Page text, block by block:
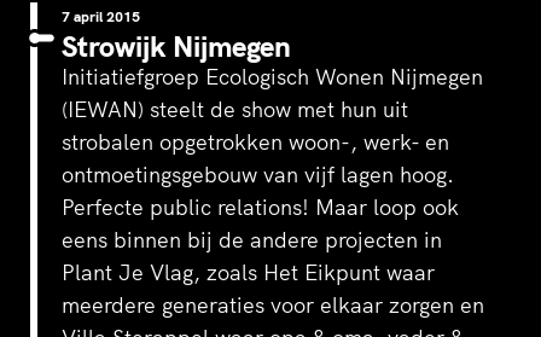
7 april 2015
Strowijk Nijmegen
Initiatiefgroep Ecologisch Wonen Nijmegen
(IEWAN) steelt de show met hun uit
strobalen opgetrokken woon-, werk- en
ontmoetingsgebouw van vijf lagen hoog.
Perfecte public relations! Maar loop ook
eens binnen bij de andere projecten in
Plant Je Vlag, zoals Het Eikpunt waar
meerdere generaties voor elkaar zorgen en